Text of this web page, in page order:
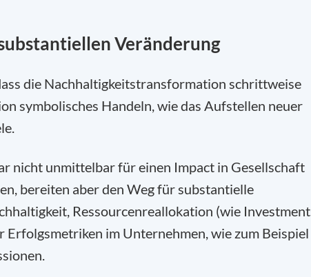
Veränderung
die Nachhaltigkeitstransformation schrittweise
symbolisches Handeln, wie das Aufstellen neuer
nicht unmittelbar für einen Impact in Gesellschaft
bereiten aber den Weg für substantielle
Ressourcenreallokation (wie
Erfolgsmetriken im Unternehmen, wie zum Beispiel